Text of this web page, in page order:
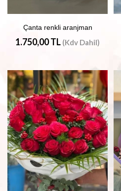
Çanta renkli aranjman
1.750,00 TL (Kdv Dahil)